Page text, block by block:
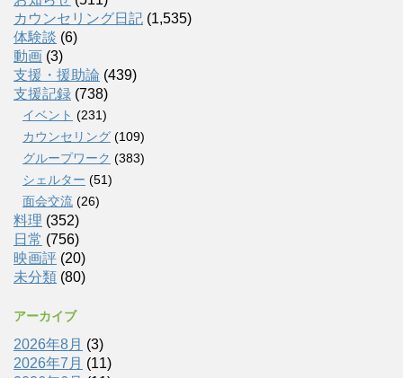
カウンセリング日記 (1,535)
体験談 (6)
動画 (3)
支援・援助論 (439)
支援記録 (738)
イベント (231)
カウンセリング (109)
グループワーク (383)
シェルター (51)
面会交流 (26)
料理 (352)
日常 (756)
映画評 (20)
未分類 (80)
アーカイブ
2026年8月 (3)
2026年7月 (11)